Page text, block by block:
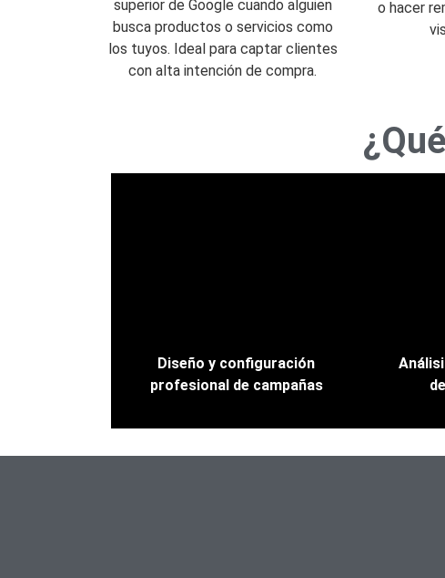
superior de Google cuando alguien
busca productos o servicios como
los tuyos. Ideal para captar clientes
con alta intención de compra.
o hacer
Diseño y configuración
profesional de campañas